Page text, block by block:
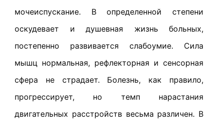
мочеиспускание. В определенной степени
оскудевает и душевная жизнь больных,
постепенно развивается слабоумие. Сила
мышц нормальная, рефлекторная и сенсорная
сфера не страдает. Болезнь, как правило,
прогрессирует, но темп нарастания
двигательных расстройств весьма различен. В